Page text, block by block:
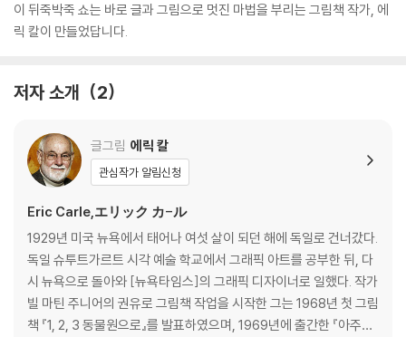
이 뒤죽박죽 쇼는 바로 글과 그림으로 멋진 마법을 부리는 그림책 작가, 에
릭 칼이 만들었답니다.
저자 소개 2
글그림 에릭 칼
관심작가 알림신청
Eric Carle,エリック カ-ル
1929년 미국 뉴욕에서 태어나 여섯 살이 되던 해에 독일로 건너갔다.
독일 슈투트가르트 시각 예술 학교에서 그래픽 아트를 공부한 뒤, 다
시 뉴욕으로 돌아와 [뉴욕타임스]의 그래픽 디자이너로 일했다. 작가
빌 마틴 주니어의 권유로 그림책 작업을 시작한 그는 1968년 첫 그림
책 『1, 2, 3 동물원으로』를 발표하였으며, 1969년에 출간한 『아주아